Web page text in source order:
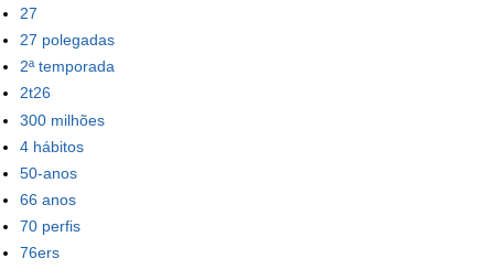
27
27 polegadas
2ª temporada
2t26
300 milhões
4 hábitos
50-anos
66 anos
70 perfis
76ers